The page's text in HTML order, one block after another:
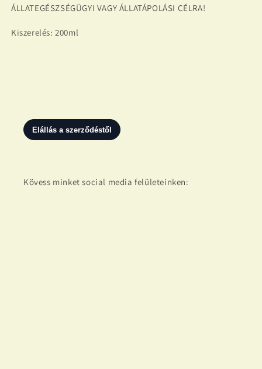
ÁLLATEGÉSZSÉGÜGYI VAGY ÁLLATÁPOLÁSI CÉLRA!
Kiszerelés: 200ml
Kövess minket social media felületeinken: